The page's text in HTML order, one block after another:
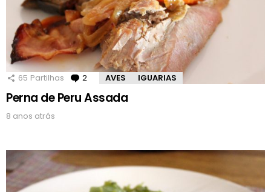
65 Partilhas 2 Comentários
AVES IGUARIAS
Perna de Peru Assada
8 anos atrás